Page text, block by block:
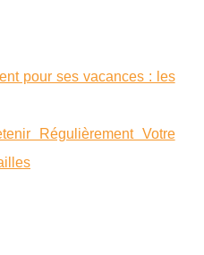
pour ses vacances : les
Régulièrement Votre